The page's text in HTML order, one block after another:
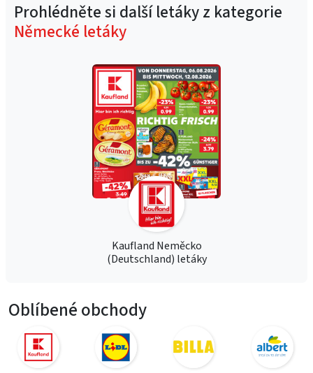
Prohlédněte si další letáky z kategorie
Německé letáky
Kaufland Neměcko
(Deutschland) letáky
Oblíbené obchody